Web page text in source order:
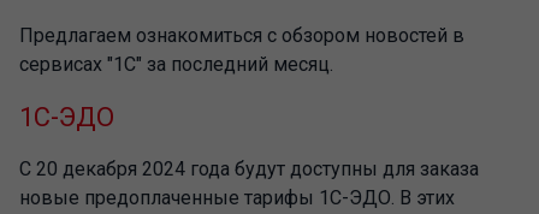
Предлагаем ознакомиться с обзором новостей в
сервисах "1С" за последний месяц.
1С-ЭДО
С 20 декабря 2024 года будут доступны для заказа
новые предоплаченные тарифы 1С-ЭДО. В этих